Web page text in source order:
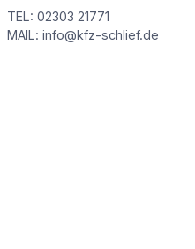
TEL: 02303 21771
MAIL: info@kfz-schlief.de